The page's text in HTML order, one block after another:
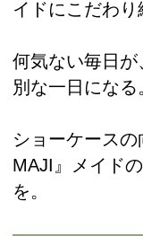
イドにこだわり
何気ない毎日
別な一日になる
ショーケース
MAJI』メイド
を。